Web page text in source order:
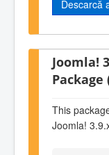
Descarcă
Joomla!
Package
This
Joomla!